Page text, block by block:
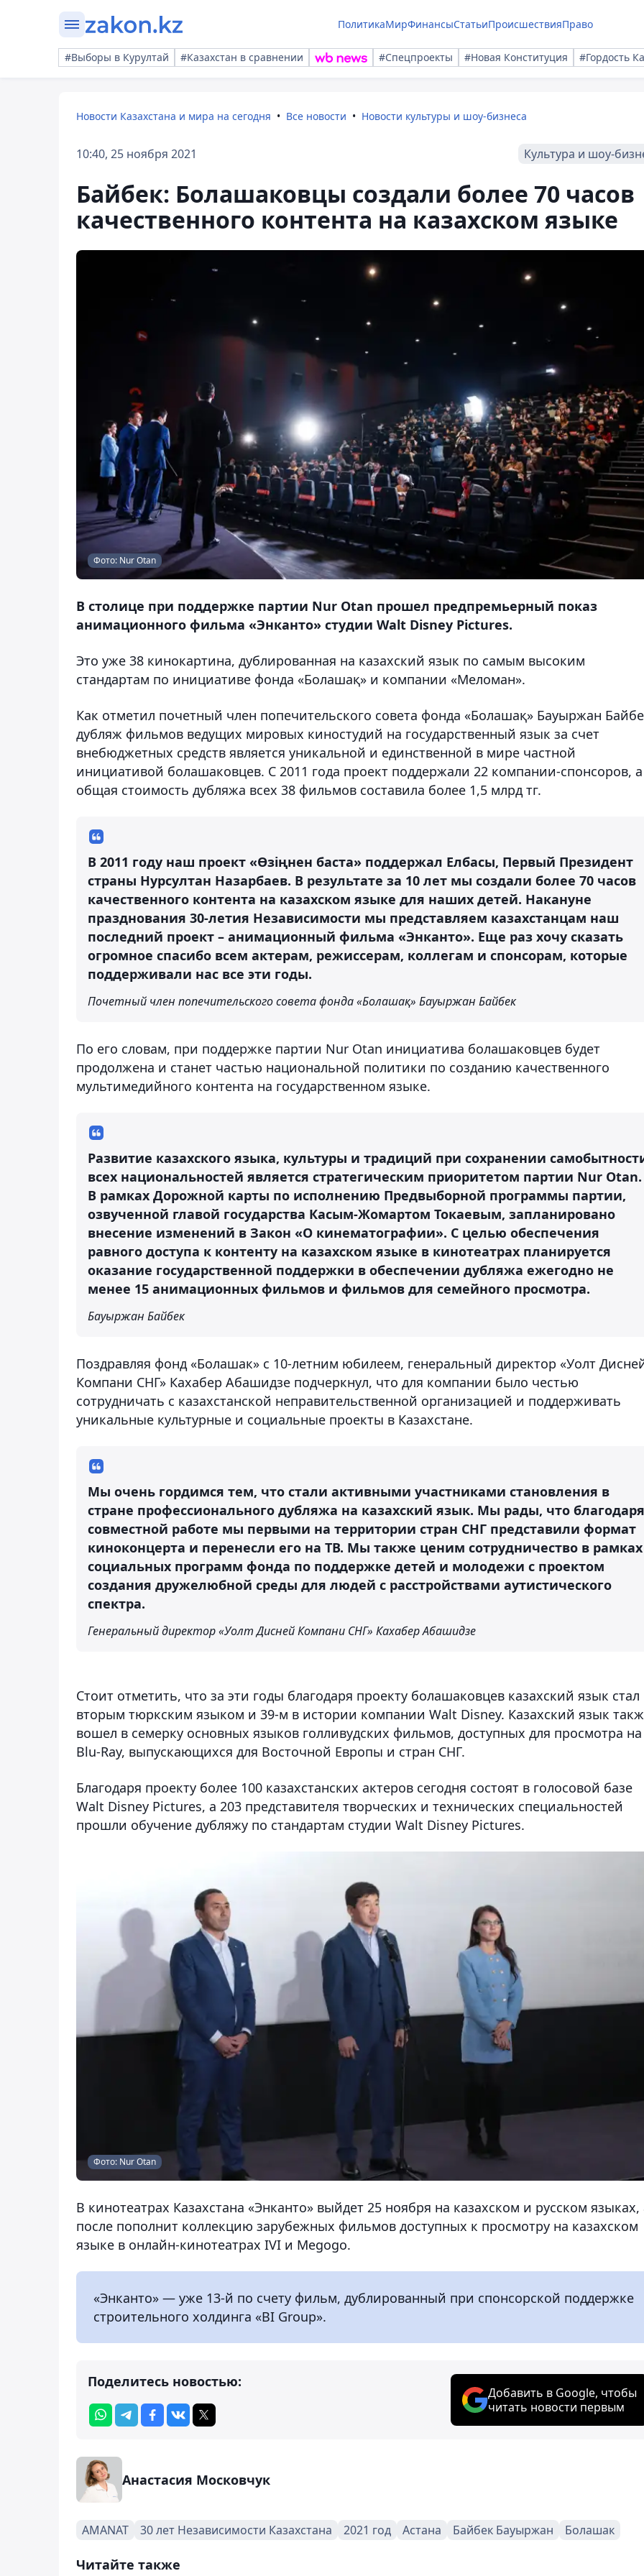
ПолитикаМирФинансыСтатьиПроисшествияПраво
#Выборы в Курултай #Казахстан в сравнении #Спецпроекты #Новая Конституция #Гордость
Новости Казахстана и мира на сегодня Все новости Новости культуры и шоу-бизнеса
10:40, 25 ноября 2021 Культура и шоу-
Байбек: Болашаковцы создали более 70 часов
качественного контента на казахском языке
Фото: Nur Otan
В столице при поддержке партии Nur Otan прошел предпремьерный показ
анимационного фильма «Энканто» студии Walt Disney Pictures.
Это уже 38 кинокартина, дублированная на казахский язык по самым высоким
стандартам по инициативе фонда «Болашақ» и компании «Меломан».
Как отметил почетный член попечительского совета фонда «Болашақ» Бауыржан
дубляж фильмов ведущих мировых киностудий на государственный язык за счет
внебюджетных средств является уникальной и единственной в мире частной
инициативой болашаковцев. С 2011 года проект поддержали 22 компании-спонсоров, а
общая стоимость дубляжа всех 38 фильмов составила более 1,5 млрд тг.
В 2011 году наш проект «Өзіңнен баста» поддержал Елбасы, Первый Президент
страны Нурсултан Назарбаев. В результате за 10 лет мы создали более 70 часов
качественного контента на казахском языке для наших детей. Накануне
празднования 30-летия Независимости мы представляем казахстанцам наш
последний проект – анимационный фильма «Энканто». Еще раз хочу сказать
огромное спасибо всем актерам, режиссерам, коллегам и спонсорам, которые
поддерживали нас все эти годы.
Почетный член попечительского совета фонда «Болашақ» Бауыржан Байбек
По его словам, при поддержке партии Nur Otan инициатива болашаковцев будет
продолжена и станет частью национальной политики по созданию качественного
мультимедийного контента на государственном языке.
Развитие казахского языка, культуры и традиций при сохранении
всех национальностей является стратегическим приоритетом партии Nur Otan.
В рамках Дорожной карты по исполнению Предвыборной программы партии,
озвученной главой государства Касым-Жомартом Токаевым, запланировано
внесение изменений в Закон «О кинематографии». С целью обеспечения
равного доступа к контенту на казахском языке в кинотеатрах планируется
оказание государственной поддержки в обеспечении дубляжа ежегодно не
менее 15 анимационных фильмов и фильмов для семейного просмотра.
Бауыржан Байбек
Поздравляя фонд «Болашак» с 10-летним юбилеем, генеральный директор «Уолт
Компани СНГ» Кахабер Абашидзе подчеркнул, что для компании было честью
сотрудничать с казахстанской неправительственной организацией и поддерживать
уникальные культурные и социальные проекты в Казахстане.
Мы очень гордимся тем, что стали активными участниками становления в
стране профессионального дубляжа на казахский язык. Мы рады, что благодаря
совместной работе мы первыми на территории стран СНГ представили формат
киноконцерта и перенесли его на ТВ. Мы также ценим сотрудничество в рамках
социальных программ фонда по поддержке детей и молодежи с проектом
создания дружелюбной среды для людей с расстройствами аутистического
спектра.
Генеральный директор «Уолт Дисней Компани СНГ» Кахабер Абашидзе
Стоит отметить, что за эти годы благодаря проекту болашаковцев казахский язык стал
вторым тюркским языком и 39-м в истории компании Walt Disney. Казахский язык
вошел в семерку основных языков голливудских фильмов, доступных для просмотра на
Blu-Ray, выпускающихся для Восточной Европы и стран СНГ.
Благодаря проекту более 100 казахстанских актеров сегодня состоят в голосовой базе
Walt Disney Pictures, а 203 представителя творческих и технических специальностей
прошли обучение дубляжу по стандартам студии Walt Disney Pictures.
Фото: Nur Otan
В кинотеатрах Казахстана «Энканто» выйдет 25 ноября на казахском и русском языках,
после пополнит коллекцию зарубежных фильмов доступных к просмотру на казахском
языке в онлайн-кинотеатрах IVI и Megogo.
«Энканто» — уже 13-й по счету фильм, дублированный при спонсорской поддержке
строительного холдинга «BI Group».
Поделитесь новостью:
Добавить в Google, чтобы
читать новости первым
Анастасия Московчук
AMANAT 30 лет Независимости Казахстана 2021 год Астана Байбек Бауыржан Болашак
Читайте также